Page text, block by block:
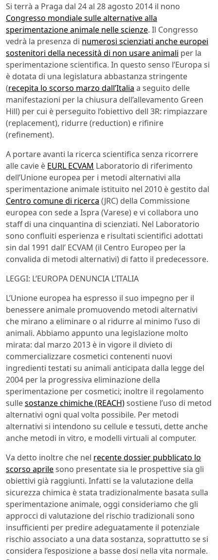
Si terrà a Praga dal 24 al 28 agosto 2014 il nono
Congresso mondiale sulle alternative alla
sperimentazione animale nelle scienze. Il Congresso
vedrà la presenza di numerosi scienziati anche europei
sostenitori della necessità di non usare animali per la
sperimentazione scientifica. In questo senso l’Europa si
è dotata di una legislatura abbastanza stringente
(recepita lo scorso marzo dall’Italia a seguito delle
manifestazioni per la chiusura dell’allevamento Green
Hill) per cui è perseguito l’obiettivo dell 3R: rimpiazzare
(replacement), ridurre (reduction) e rifinire
(refinement).
A portare avanti la ricerca scientifica senza ricorrere
alle cavie è EURL ECVAM Laboratorio di riferimento
dell’Unione europea per i metodi alternativi alla
sperimentazione animale istituito nel 2010 è gestito dal
Centro comune di ricerca (JRC) della Commissione
europea con sede a Ispra (Varese) e vi collabora uno
staff di una cinquantina di scienziati. Nel Laboratorio
sono confluiti esperienza e risultati scientifici adottati
sin dal 1991 dall’ ECVAM (il Centro Europeo per la
convalida di metodi alternativi) di fatto il predecessore.
LEGGI: L’EUROPA DENUNCIA L’ITALIA
L’Unione europea ha espresso il suo impegno per il
benessere animale promuovendo metodi alternativi
che mirano a eliminare o al ridurre al minimo l’uso di
animali. Abbiamo appunto una legislazione molto
mirata: dal marzo 2013 è in vigore il divieto di
commercializzare cosmetici contenenti nuovi
ingredienti testati su animali anticipata dalla legge del
2004 per la progressiva eliminazione della
sperimentazione per cosmetici; inoltre il regolamento
sullesostanze chimiche (REACH)sostiene l’uso di metod
alternativi ogni qual volta possibile. Per metodi
alternativi si intendono su cellule e tessuti, dette anche
anche metodi in vitro, e modelli virtuali al computer.
Va detto inoltre che nel recente dossier pubblicato lo
scorso aprilesono presentate sia le prospettive sia gli
obiettivi già raggiunti. Infatti se la valutazione della
sicurezza chimica è stata tradizionalmente basata sulla
sperimentazione animale, oggi consideriamo che gli
approcci di valutazione del rischio tradizionali sono
insufficienti per predire adeguatamente il potenziale
rischio associato a una data sostanza, soprattutto se si
considera l’esposizione a basse dosi nella vita normale.